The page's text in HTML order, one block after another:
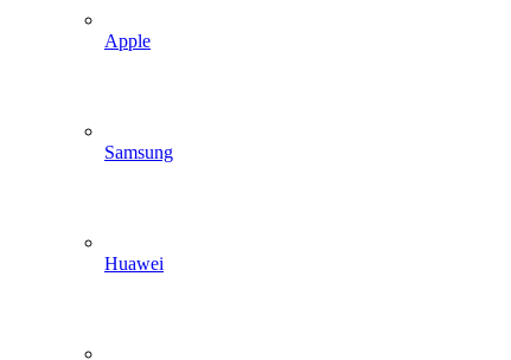
Apple
Samsung
Huawei